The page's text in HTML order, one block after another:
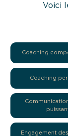
Voici
Coaching
Coaching
Engagement